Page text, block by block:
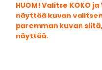
HUOM! Valitse KOKO
näyttää kuvan
paremman kuvan
näyttää.